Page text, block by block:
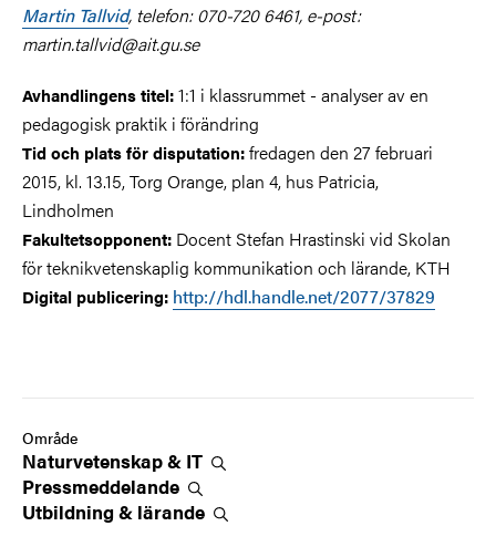
Martin Tallvid, telefon: 070-720 6461, e-post:
martin.tallvid@ait.gu.se
Avhandlingens titel:1:1 i klassrummet - analyser av en
pedagogisk praktik i förändring
Tid och plats för disputation:fredagen den 27 februari
2015, kl. 13.15, Torg Orange, plan 4, hus Patricia,
Lindholmen
Fakultetsopponent: Docent Stefan Hrastinski vid Skolan
för teknikvetenskaplig kommunikation och lärande, KTH
Digital publicering: http://hdl.handle.net/2077/37829
Område
Naturvetenskap & IT
Pressmeddelande
Utbildning & lärande